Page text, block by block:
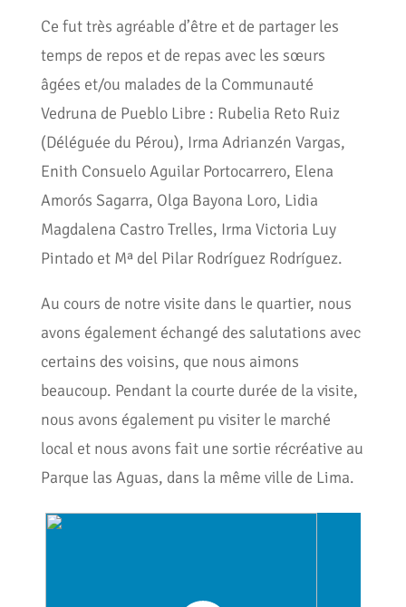
Ce fut très agréable d’être et de partager les
temps de repos et de repas avec les sœurs
âgées et/ou malades de la Communauté
Vedruna de Pueblo Libre : Rubelia Reto Ruiz
(Déléguée du Pérou), Irma Adrianzén Vargas,
Enith Consuelo Aguilar Portocarrero, Elena
Amorós Sagarra, Olga Bayona Loro, Lidia
Magdalena Castro Trelles, Irma Victoria Luy
Pintado et Mª del Pilar Rodríguez Rodríguez.
Au cours de notre visite dans le quartier, nous
avons également échangé des salutations avec
certains des voisins, que nous aimons
beaucoup. Pendant la courte durée de la visite,
nous avons également pu visiter le marché
local et nous avons fait une sortie récréative au
Parque las Aguas, dans la même ville de Lima.